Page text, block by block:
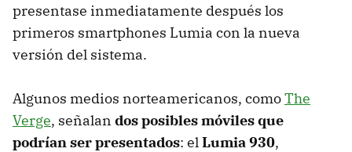
presentase inmediatamente después los
primeros smartphones Lumia con la nueva
versión del sistema.
Algunos medios norteamericanos, comoThe
Verge, señalan dos posibles móviles que
podrían ser presentados: elLumia 930,